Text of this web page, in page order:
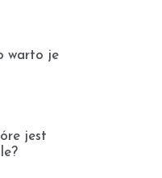
warto je
jest